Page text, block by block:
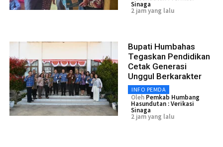
Sinaga
2 jam yang lalu
Bupati Humbahas
Tegaskan Pendidikan
Cetak Generasi
Unggul Berkarakter
INFO PEMDA
Oleh Pemkab Humbang
Hasundutan : Verikasi
Sinaga
2 jam yang lalu